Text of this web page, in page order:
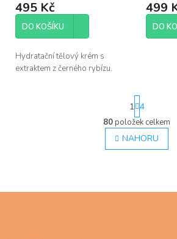
495 Kč
DO KOŠÍKU
Hydratační tělový krém s
extraktem z černého rybízu.
499
DO
O
v
l
t
r
á
n
k
n
1 4
80 položek celkem
NAHORU